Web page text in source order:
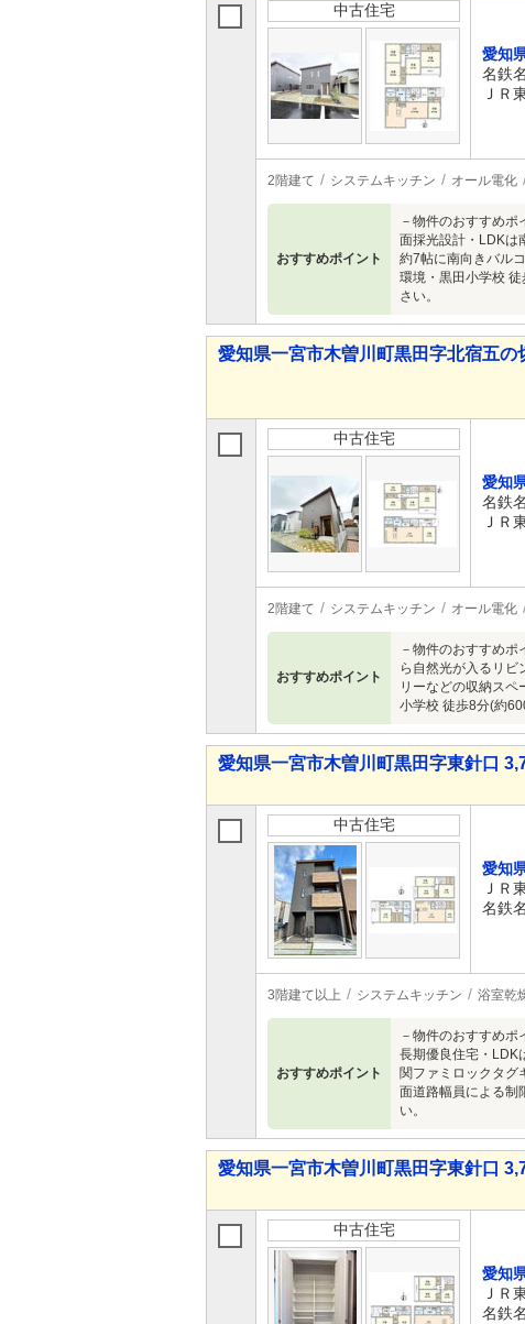
中古住宅
愛知
名鉄
ＪＲ
2階建て システムキッチン オール電化
おすすめポイント
－物件のおすすめ
面採光設計・LDKは
約7帖に南向きバル
環境・黒田小学校
さい。
愛知県一宮市木曽川町黒田字北宿五の
中古住宅
愛知
名鉄
ＪＲ
2階建て システムキッチン オール電化
おすすめポイント
－物件のおすすめ
ら自然光が入るリビ
リーなどの収納ス
小学校 徒歩8分(約
愛知県一宮市木曽川町黒田字東針口
中古住宅
愛知
ＪＲ
名鉄
3階建て以上 システムキッチン 浴室乾
おすすめポイント
－物件のおすすめ
長期優良住宅・LDK
関ファミロックタ
面道路幅員による
い。
愛知県一宮市木曽川町黒田字東針口
中古住宅
愛知
ＪＲ
名鉄